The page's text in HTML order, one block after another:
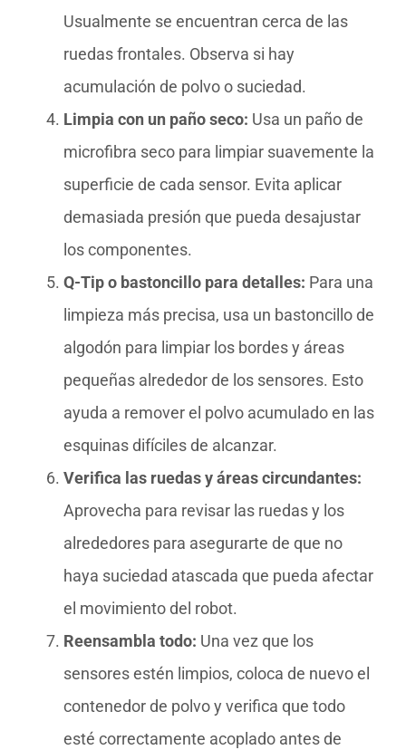
Usualmente se encuentran cerca de las
ruedas frontales. Observa si hay
acumulación de polvo o suciedad.
Limpia con un paño seco: Usa un paño de
microfibra seco para limpiar suavemente la
superficie de cada sensor. Evita aplicar
demasiada presión que pueda desajustar
los componentes.
Q-Tip o bastoncillo para detalles: Para una
limpieza más precisa, usa un bastoncillo de
algodón para limpiar los bordes y áreas
pequeñas alrededor de los sensores. Esto
ayuda a remover el polvo acumulado en las
esquinas difíciles de alcanzar.
Verifica las ruedas y áreas circundantes:
Aprovecha para revisar las ruedas y los
alrededores para asegurarte de que no
haya suciedad atascada que pueda afectar
el movimiento del robot.
Reensambla todo: Una vez que los
sensores estén limpios, coloca de nuevo el
contenedor de polvo y verifica que todo
esté correctamente acoplado antes de